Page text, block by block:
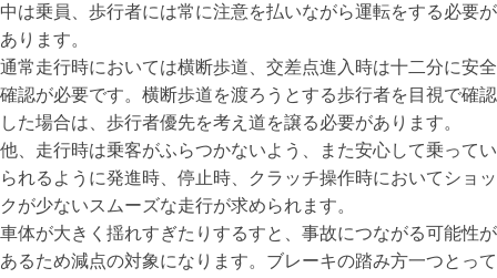
中は乗員、歩行者には常に注意を払いながら運転をする必要が
あります。
通常走行時においては横断歩道、交差点進入時は十二分に安全
確認が必要です。横断歩道を渡ろうとする歩行者を目視で確認
した場合は、歩行者優先を考え道を譲る必要があります。
他、走行時は乗客がふらつかないよう、また安心して乗ってい
られるように発進時、停止時、クラッチ操作時においてショッ
クが少ないスムーズな走行が求められます。
車体が大きく揺れすぎたりするすと、事故につながる可能性が
あるため減点の対象になります。ブレーキの踏み方一つとって